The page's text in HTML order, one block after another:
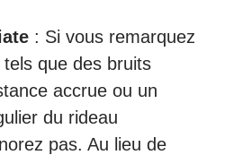
: Si vous remarquez
tels que des bruits
accrue ou un
du rideau
pas. Au lieu de